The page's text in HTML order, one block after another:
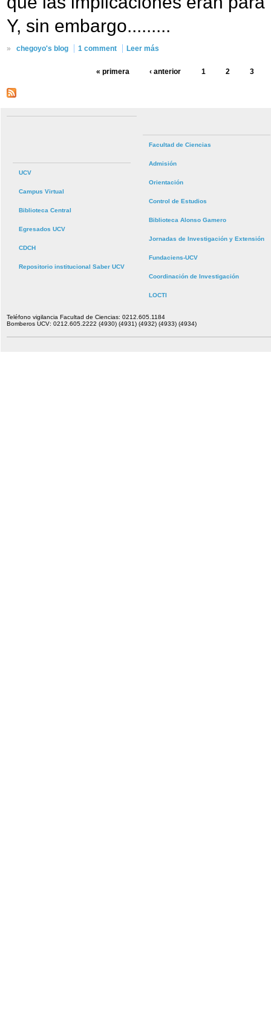
Y, sin embargo.........
» chegoyo's blog 1 comment Leer más
« primera ‹ anterior 1 2 3
UCV
Campus Virtual
Biblioteca Central
Egresados UCV
CDCH
Repositorio institucional Saber UCV
Facultad de Ciencias
Admisión
Orientación
Control de Estudios
Biblioteca Alonso Gamero
Jornadas de Investigación y Extensión
Fundaciens-UCV
Coordinación de Investigación
LOCTI
Teléfono vigilancia Facultad de Ciencias: 0212.605.1184
Bomberos UCV: 0212.605.2222 (4930) (4931) (4932) (4933) (4934)